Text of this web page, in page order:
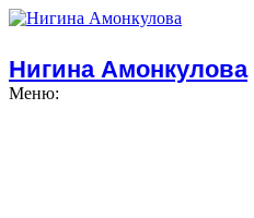
Нигина Амонкулова
Меню: